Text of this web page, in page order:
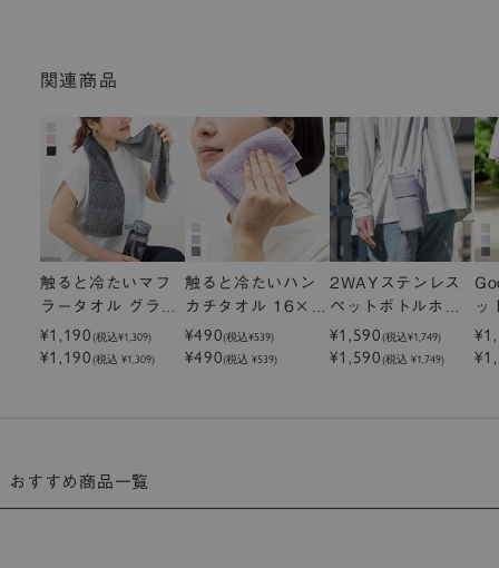
関連商品
触ると冷たいマフ
ラータオル グラデ
ーション 16×105
cm
¥1,190(税込¥1,309)
¥1,190(税込 ¥1,309)
触ると冷たいハン
カチタオル 16×2
5cm
¥490(税込¥539)
¥490(税込 ¥539)
2WAYステンレス
ペットボトルホル
ダー
¥1,590(税込¥1,749)
¥1,590(税込 ¥1,749)
ッ
ー
おすすめ商品一覧